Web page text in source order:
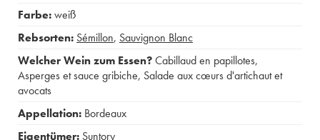
Farbe:weiß
Rebsorten: Sémillon, Sauvignon Blanc
Welcher Wein zum Essen?Cabillaud en papillotes,
Asperges et sauce gribiche, Salade aux cœurs d'artichaut et
avocats
Appellation: Bordeaux
Eigentümer: Suntory